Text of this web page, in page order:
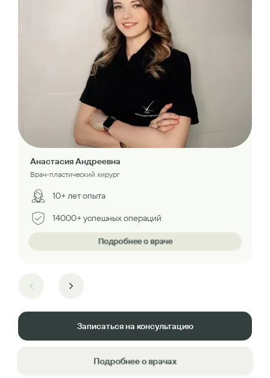
Анастасия Андреевна
Врач-пластический хирург
10+ лет опыта
14000+ успешных операций
Подробнее о враче
Записаться на консультацию
Подробнее о врачах